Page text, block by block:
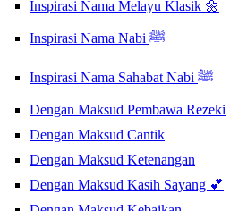
Inspirasi Nama Melayu Klasik 🌼
Inspirasi Nama Nabi ﷺ
Inspirasi Nama Sahabat Nabi ﷺ
Dengan Maksud Pembawa Rezeki
Dengan Maksud Cantik
Dengan Maksud Ketenangan
Dengan Maksud Kasih Sayang 💕